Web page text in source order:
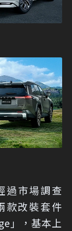
過市場調查
款改裝套件
」，基本上